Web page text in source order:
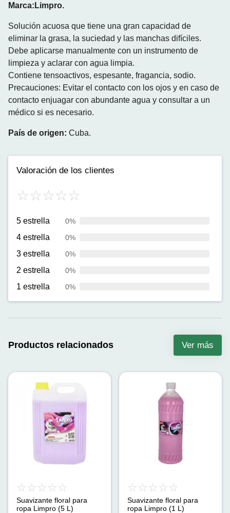
Marca:Limpro.
Solución acuosa que tiene una gran capacidad de
eliminar la grasa, la suciedad y las manchas difíciles.
Debe aplicarse manualmente con un instrumento de
limpieza y aclarar con agua limpia.
Contiene tensoactivos, espesante, fragancia, sodio.
Precauciones: Evitar el contacto con los ojos y en caso de
contacto enjuagar con abundante agua y consultar a un
médico si es necesario.
País de origen: Cuba.
Valoración de los clientes
5 estrella 0%
4 estrella 0%
3 estrella 0%
2 estrella 0%
1 estrella 0%
Productos relacionados Ver más
Suavizante floral para
ropa Limpro (5 L)
Suavizante floral para
ropa Limpro (1 L)